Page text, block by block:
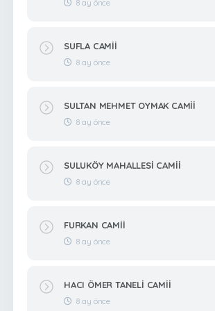
8 ay önce
SUFLA CAMİİ
8 ay önce
SULTAN MEHMET OYMAK CAMİİ
8 ay önce
SULUKÖY MAHALLESİ CAMİİ
8 ay önce
FURKAN CAMİİ
8 ay önce
HACI ÖMER TANELİ CAMİİ
8 ay önce